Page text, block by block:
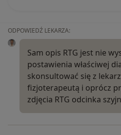
ODPOWIEDŹ LEKARZA:
Sam opis RTG jest nie
postawienia właściwej
skonsultować się z
fizjoterapeutą i oprócz
zdjęcia RTG odcinka